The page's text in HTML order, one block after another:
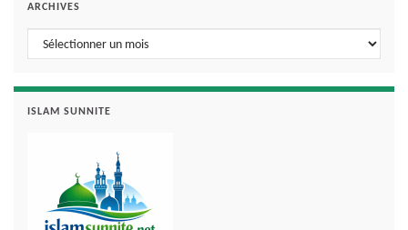
ARCHIVES
Archives
ISLAM SUNNITE